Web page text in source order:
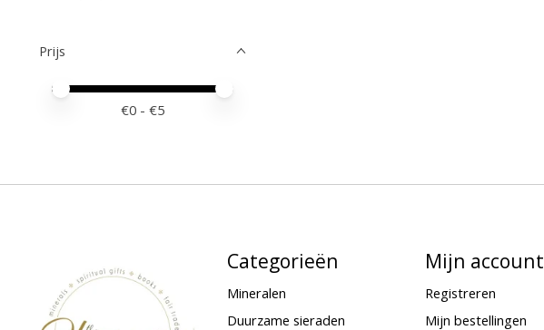
Prijs
Minimale prijswaarde
Price maximum value
€0 - €5
Categorieën
Mineralen
Duurzame sieraden
Mijn account
Registreren
Mijn bestellingen